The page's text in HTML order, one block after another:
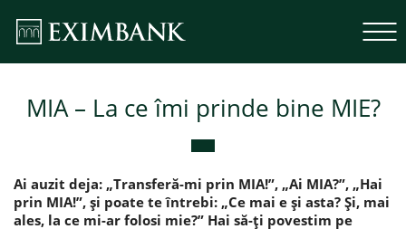
MIA – La ce îmi prinde bine MIE?
Ai auzit deja: „Transferă-mi prin MIA!”, „Ai MIA?”, „Hai
prin MIA!”, și poate te întrebi: „Ce mai e și asta? Și, mai
ales, la ce mi-ar folosi mie?” Hai să-ți povestim pe